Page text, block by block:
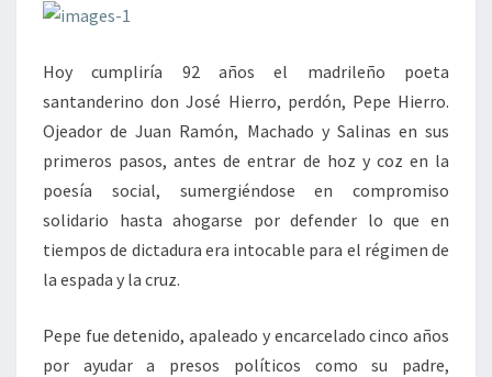
Hoy cumpliría 92 años el madrileño poeta
santanderino don José Hierro, perdón, Pepe Hierro.
Ojeador de Juan Ramón, Machado y Salinas en sus
primeros pasos, antes de entrar de hoz y coz en la
poesía social, sumergiéndose en compromiso
solidario hasta ahogarse por defender lo que en
tiempos de dictadura era intocable para el régimen de
la espada y la cruz.
Pepe fue detenido, apaleado y encarcelado cinco años
por ayudar a presos políticos como su padre,